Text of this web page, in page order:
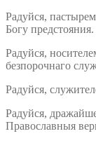
Радуйся,
Богу предстояния.
Радуйся,
безпорочнаго
Радуйся,
Радуйся,
Православныя